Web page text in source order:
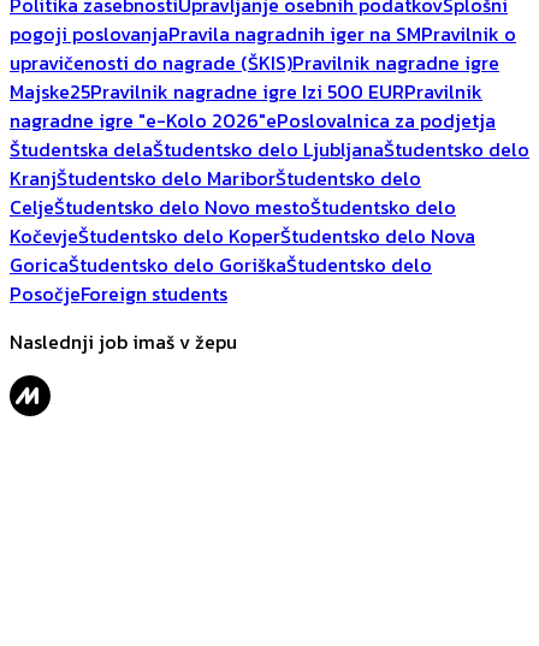
pogoji poslovanjaPravila nagradnih iger na SMPravilnik o
upravičenosti do nagrade (ŠKIS)Pravilnik nagradne igre
Majske25Pravilnik nagradne igre Izi 500 EURPravilnik
nagradne igre "e-Kolo 2026"ePoslovalnica za podjetja
Študentska delaŠtudentsko delo LjubljanaŠtudentsko delo
KranjŠtudentsko delo MariborŠtudentsko delo
CeljeŠtudentsko delo Novo mestoŠtudentsko delo
KočevjeŠtudentsko delo KoperŠtudentsko delo Nova
GoricaŠtudentsko delo GoriškaŠtudentsko delo
PosočjeForeign students
Naslednji job imaš v žepu